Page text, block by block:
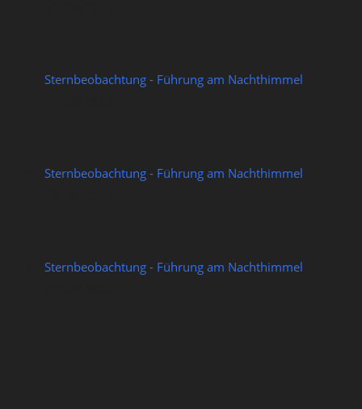
Sternbeobachtung - Führung am Nachthimmel
Sternbeobachtung - Führung am Nachthimmel
Sternbeobachtung - Führung am Nachthimmel